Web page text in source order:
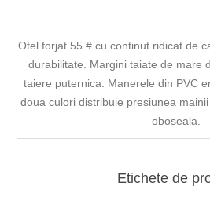
Otel forjat 55 # cu continut ridicat de
durabilitate. Margini taiate de mare
taiere puternica. Manerele din PVC
doua culori distribuie presiunea
oboseala.
Etichete de